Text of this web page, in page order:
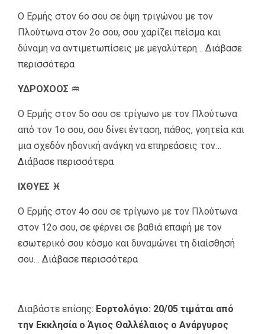
Ο Ερμής στον 6ο σου σε όψη τριγώνου με τον
Πλούτωνα στον 2ο σου, σου χαρίζει πείσμα και
δύναμη να αντιμετωπίσεις με μεγαλύτερη… Διάβασε
περισσότερα
ΥΔΡΟΧΟΟΣ ♒
Ο Ερμής στον 5ο σου σε τρίγωνο με τον Πλούτωνα
από τον 1ο σου, σου δίνει ένταση, πάθος, γοητεία και
μια σχεδόν ηδονική ανάγκη να επηρεάσεις τον…
Διάβασε περισσότερα
ΙΧΘΥΕΣ ♓
Ο Ερμής στον 4ο σου σε τρίγωνο με τον Πλούτωνα
στον 12ο σου, σε φέρνει σε βαθιά επαφή με τον
εσωτερικό σου κόσμο και δυναμώνει τη διαίσθησή
σου… Διάβασε περισσότερα
Διαβάστε επίσης: Εορτολόγιο: 20/05 τιμάται από
την Εκκλησία ο Άγιος Θαλλέλαιος ο Ανάργυρος